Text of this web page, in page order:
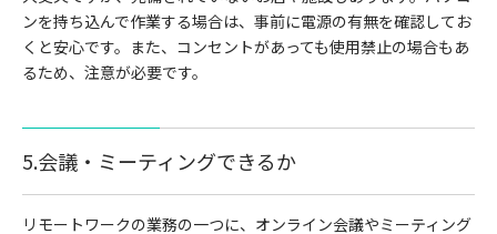
ンを持ち込んで作業する場合は、事前に電源の有無を確認してお
くと安心です。また、コンセントがあっても使用禁止の場合もあ
るため、注意が必要です。
5.会議・ミーティングできるか
リモートワークの業務の一つに、オンライン会議やミーティング